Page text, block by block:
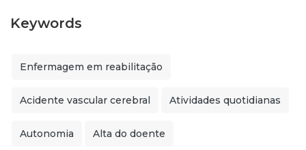
Keywords
Enfermagem em reabilitação
Acidente vascular cerebral Atividades quotidianas
Autonomia Alta do doente